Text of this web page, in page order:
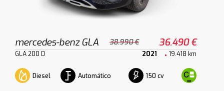
mercedes-benz GLA 38.990 € 36.490 €
GLA 200 D 2021 19.418 km
Diesel Automático 150 cv